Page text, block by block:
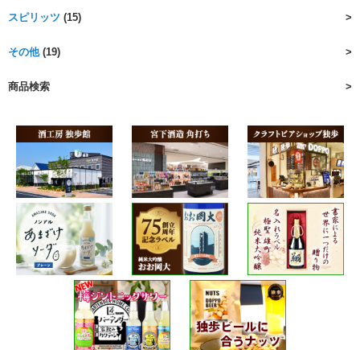
スピリッツ (15)
その他(19)
商品検索